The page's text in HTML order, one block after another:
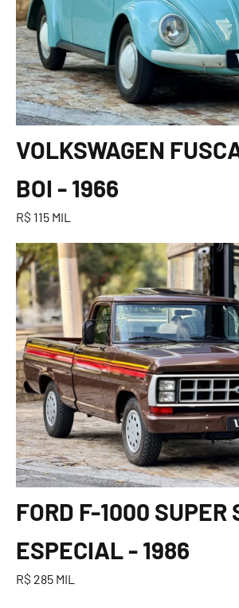
VOLKSWAGEN
BOI - 1966
R$ 115 MIL
FORD F-1000 SUPER
ESPECIAL - 1986
R$ 285 MIL